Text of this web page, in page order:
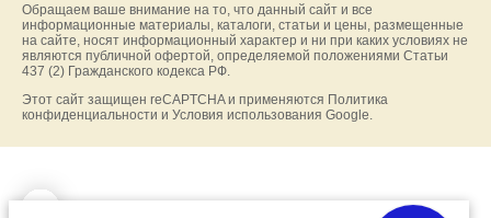
Обращаем ваше внимание на то, что данный сайт и все
информационные материалы, каталоги, статьи и цены, размещенные
на сайте, носят информационный характер и ни при каких условиях не
являются публичной офертой, определяемой положениями Статьи
437 (2) Гражданского кодекса РФ.
Этот сайт защищен reCAPTCHA и применяются Политика
конфиденциальности и Условия использования Google.